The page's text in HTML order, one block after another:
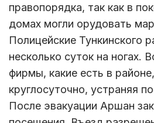
правопорядка, так как в
домах могли орудовать
Полицейские Тункинского
несколько суток на ногах.
фирмы, какие есть в
круглосуточно, устраняя
После эвакуации Аршан